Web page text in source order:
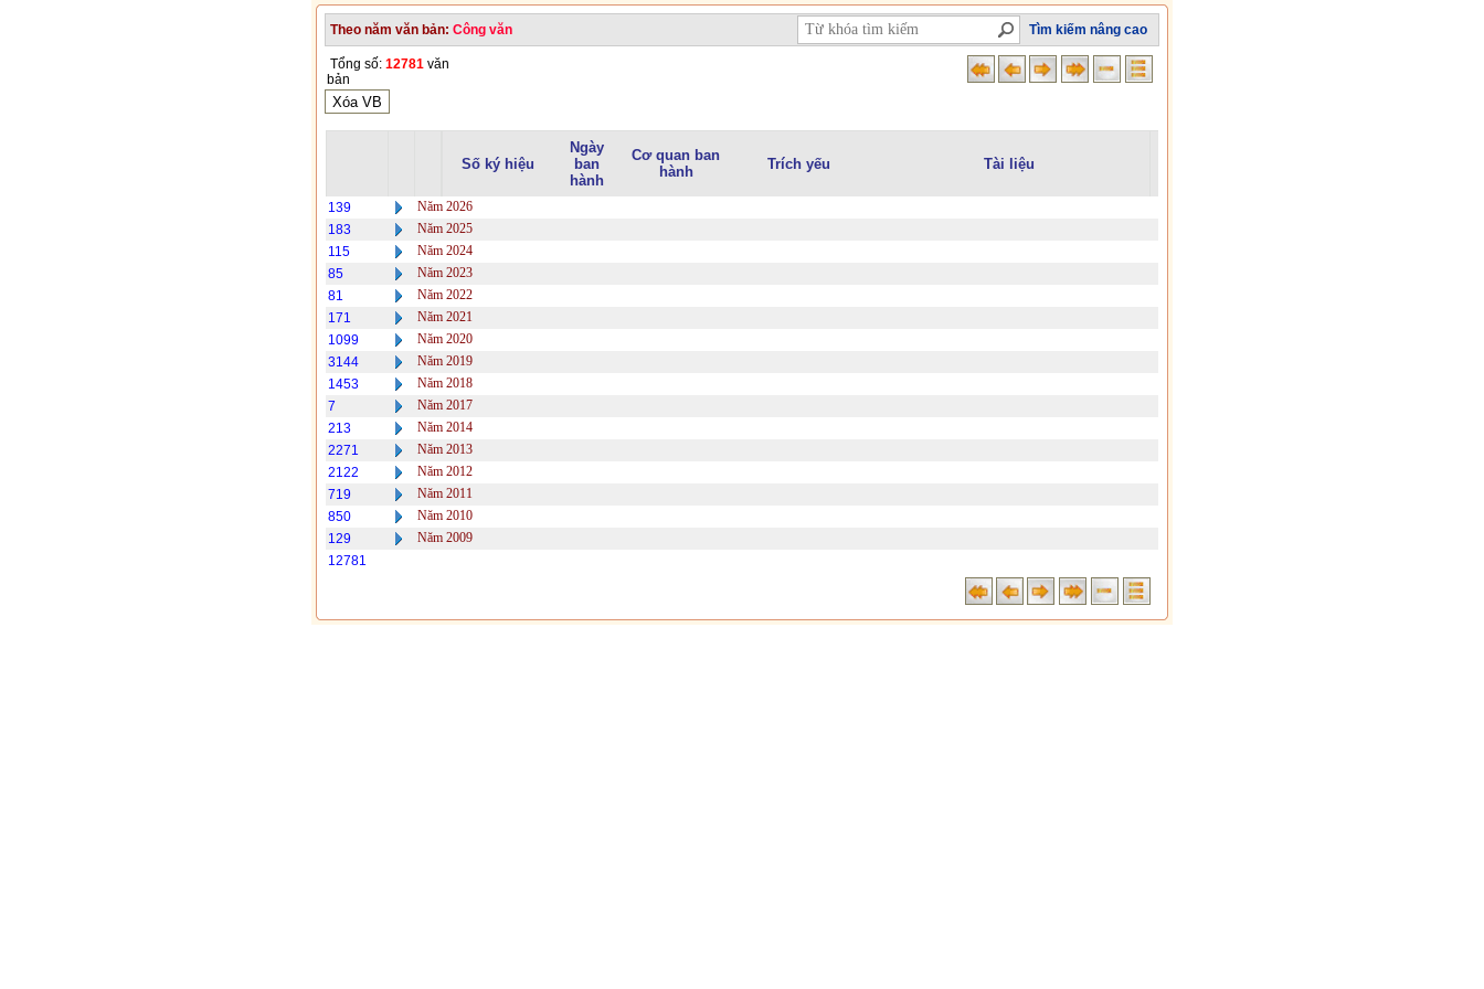
Theo năm văn bản: Công văn Tìm kiếm nâng cao
Tổng số: 12781 văn
bản
Số ký hiệu
Ngày
ban
hành
Cơ quan ban
hành
Trích yếu Tài liệu
139
Năm 2026
183
Năm 2025
115
Năm 2024
85
Năm 2023
81
Năm 2022
171
Năm 2021
1099
Năm 2020
3144
Năm 2019
1453
Năm 2018
7
Năm 2017
213
Năm 2014
2271
Năm 2013
2122
Năm 2012
719
Năm 2011
850
Năm 2010
129
Năm 2009
12781